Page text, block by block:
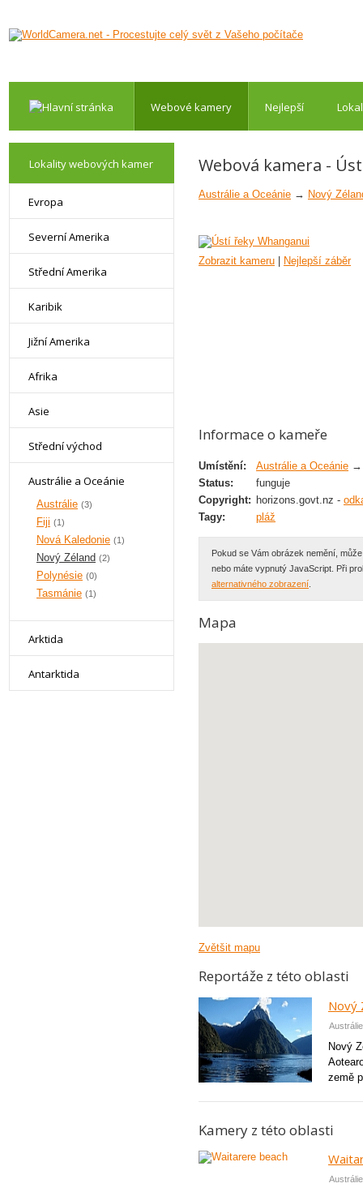
Webové kamery Nejlepší
Lokality webových kamer
Evropa
Severní Amerika
Střední Amerika
Karibik
Jižní Amerika
Afrika
Asie
Střední východ
Austrálie a Oceánie
Austrálie (3)
Fiji (1)
Nová Kaledonie (1)
Nový Zéland (2)
Polynésie (0)
Tasmánie (1)
Arktida
Antarktida
Webová kamera -
Austrálie a Oceánie → Nový
Zobrazit kameru Nejlepší záběr
Informace o kameře
Umístění: Austrálie a Oceánie
Status:
funguje
Copyright: horizons.govt.nz -
Tagy:
pláž
Pokud se Vám obrázek nemění,
nebo máte vypnutý JavaScript. Při
alternativného zobrazení
Mapa
Zvětšit mapu
Reportáže z této oblasti
Nový
Nový
země
Kamery z této oblasti